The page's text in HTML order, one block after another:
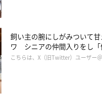
飼い主の腕にしがみついて甘
ワ シニアの仲間入りをし「
かな暮らしが続いてほしい
こちらは、X（旧Twitter）ユーザ